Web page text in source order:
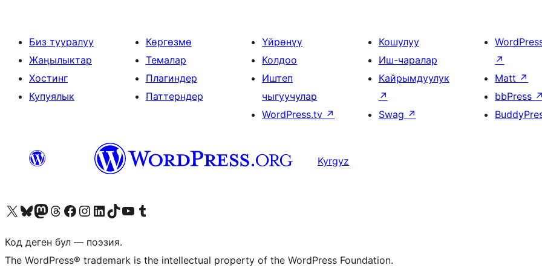
Биз тууралуу
Жаңылыктар
Хостинг
Купуялык
Көргөзмө
Темалар
Плагиндер
Паттерндер
Үйрөнүү
Колдоо
Иштеп
чыгуучулар
WordPress.tv ↗
Кошулуу
Иш-чаралар
Кайрымдуулук
↗
Swag ↗
↗
Matt ↗
bbPress ↗
Kyrgyz
Visit our X (formerly Twitter) account
Visit our Bluesky account
Биздин Mastodon түрмөгүбүзгө баш багыңыз
Visit our Threads account
Биздин Facebook баракчабызга кириңиз
Биздин Instagram баракчабызга баш багыңыз
Биздин LinkedIn баракчабызга баш багыңыз
Visit our TikTok account
Visit our YouTube channel
Visit our Tumblr account
Код деген бул — поэзия.
The WordPress® trademark is the intellectual property of the WordPress Foundation.